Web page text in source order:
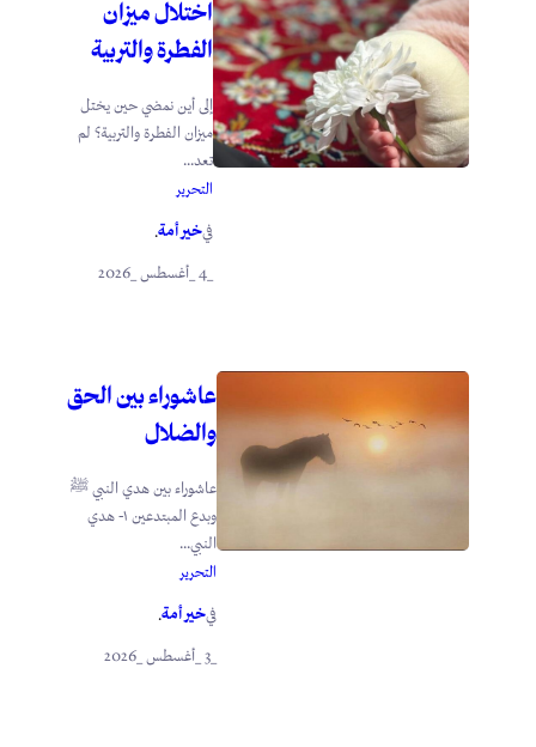
اختلال ميزان
الفطرة والتربية
إلى أين نمضي حين يختل
ميزان الفطرة والتربية؟ لم
تعد...
التحرير
فيخير أمة.
_4 _أغسطس _2026
عاشوراء بين الحق
والضلال
عاشوراء بين هدي النبي ﷺ
وبدع المبتدعين ١- هدي
النبي...
التحرير
فيخير أمة.